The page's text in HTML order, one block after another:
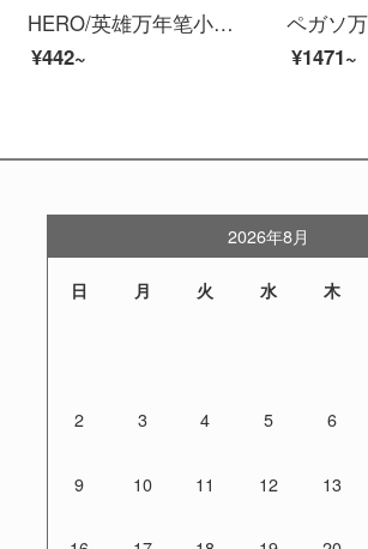
HERO/英雄万年笔小学生用男性少女用インクトレーナー初心者書道ペン3-6年生の小学生用インクイリジウム金笔金属アニメ10本入（女の子用）
¥442~
¥1471~
2026年8月
日 月 火 水 木
2 3 4 5 6
9 10 11 12 13